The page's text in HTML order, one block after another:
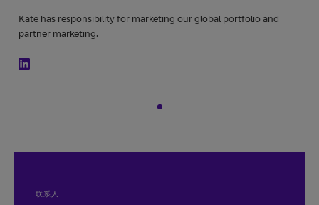
Kate has responsibility for marketing our global portfolio and
partner marketing.
联系人